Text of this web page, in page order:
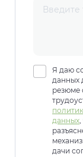
Я даю
данных
резюме
данных
дачи